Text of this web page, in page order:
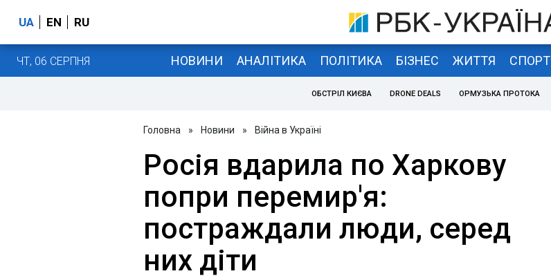
UA EN RU
ЧТ, 06 СЕРПНЯ НОВИНИ АНАЛІТИКА ПОЛІТИКА БІЗНЕС ЖИТТЯ СПОРТ
ОБСТРІЛ КИЄВА DRONE DEALS ОРМУЗЬКА ПРОТОКА
Головна » Новини » Війна в Україні
Росія вдарила по Харкову
попри перемир'я:
постраждали люди, серед
них діти